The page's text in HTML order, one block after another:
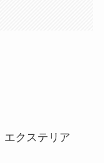
エクステリア